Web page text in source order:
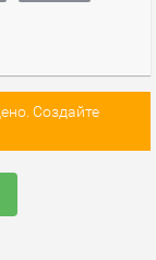
Создайте